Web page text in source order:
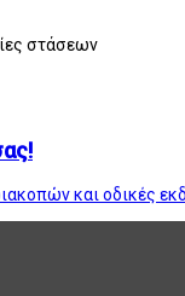
στάσεων
και οδικές